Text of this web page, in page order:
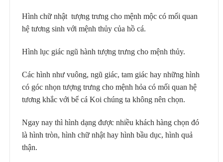
Hình chữ nhật tượng trưng cho mệnh mộc có mối quan
hệ tương sinh với mệnh thủy của hồ cá.
Hình lục giác ngũ hành tượng trưng cho mệnh thủy.
Các hình như vuông, ngũ giác, tam giác hay những hình
có góc nhọn tượng trưng cho mệnh hỏa có mối quan hệ
tương khắc với bể cá Koi chúng ta không nên chọn.
Ngay nay thì hình dạng được nhiều khách hàng chọn đó
là hình tròn, hình chữ nhật hay hình bầu dục, hình quả
thận.